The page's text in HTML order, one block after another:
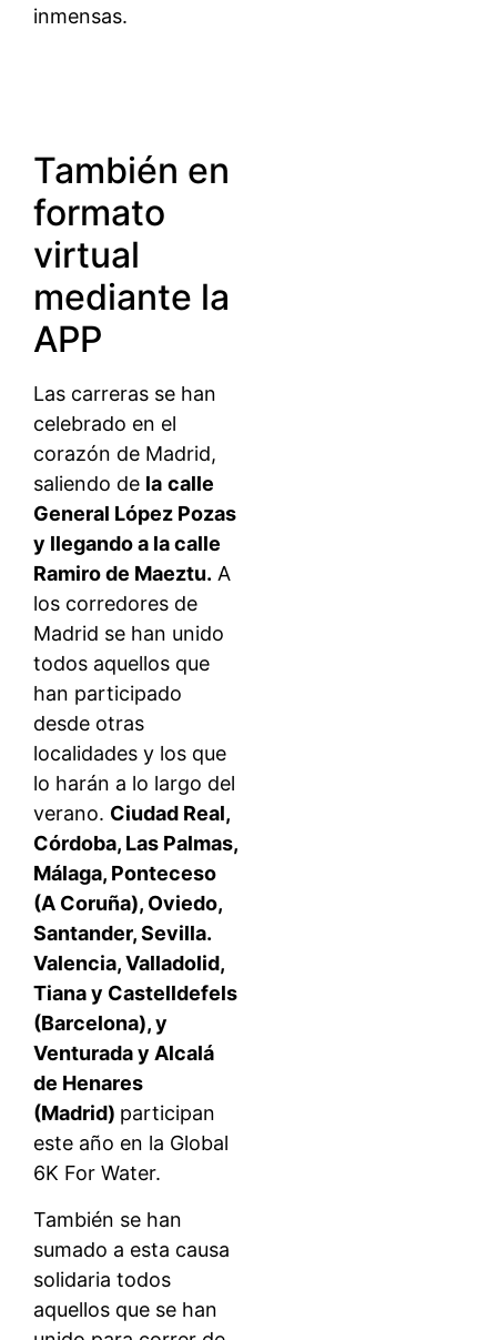
inmensas.
También en
formato
virtual
mediante la
APP
Las carreras se han
celebrado en el
corazón de Madrid,
saliendo de la calle
General López Pozas
y llegando a la calle
Ramiro de Maeztu. A
los corredores de
Madrid se han unido
todos aquellos que
han participado
desde otras
localidades y los que
lo harán a lo largo del
verano. Ciudad Real,
Córdoba, Las Palmas,
Málaga, Ponteceso
(A Coruña), Oviedo,
Santander, Sevilla.
Valencia, Valladolid,
Tiana y Castelldefels
(Barcelona), y
Venturada y Alcalá
de Henares
(Madrid) participan
este año en la Global
6K For Water.
También se han
sumado a esta causa
solidaria todos
aquellos que se han